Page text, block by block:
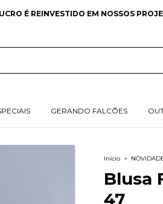
NAS COMPRAS ACIMA DE 349
GERANDO FALCÕES
Início >
Blusa
47